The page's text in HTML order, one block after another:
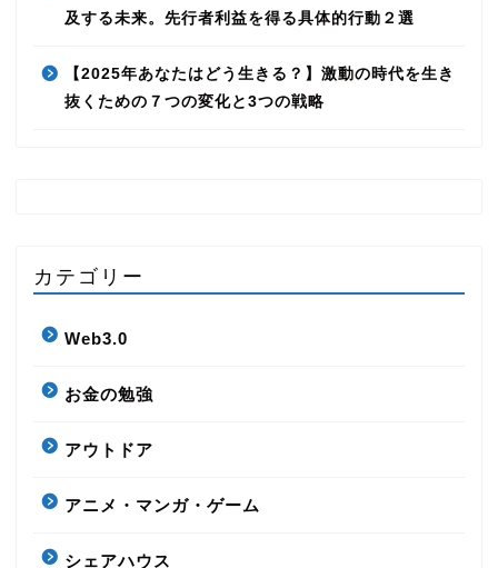
及する未来。先行者利益を得る具体的行動２選
【2025年あなたはどう生きる？】激動の時代を生き
抜くための７つの変化と3つの戦略
カテゴリー
Web3.0
お金の勉強
アウトドア
アニメ・マンガ・ゲーム
シェアハウス
さじのきブログとは